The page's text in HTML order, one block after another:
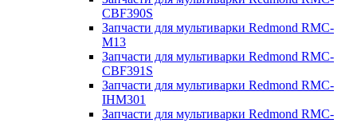
CBF390S
Запчасти для мультиварки Redmond RMC-
M13
Запчасти для мультиварки Redmond RMC-
CBF391S
Запчасти для мультиварки Redmond RMC-
IHM301
Запчасти для мультиварки Redmond RMC-